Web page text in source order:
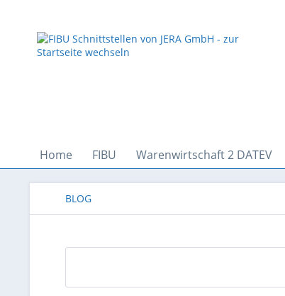
Home FIBU Warenwirtschaft 2 DATEV
BLOG